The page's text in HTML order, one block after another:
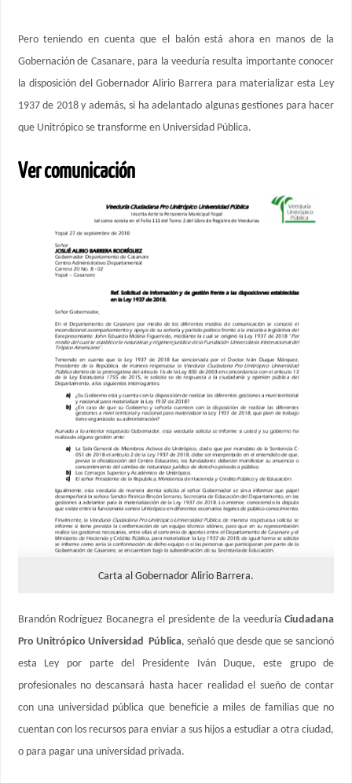
Pero teniendo en cuenta que el balón está ahora en manos de la
Gobernación de Casanare, para la veeduría resulta importante conocer
la disposición del Gobernador Alirio Barrera para materializar esta Ley
1937 de 2018 y además, si ha adelantado algunas gestiones para hacer
que Unitrópico se transforme en Universidad Pública.
Ver comunicación
Carta al Gobernador Alirio Barrera.
Brandón Rodríguez Bocanegra el presidente de la veeduríaCiudadana
Pro Unitrópico Universidad Pública, señaló que desde que se sancionó
esta Ley por parte del Presidente Iván Duque, este grupo de
profesionales no descansará hasta hacer realidad el sueño de contar
con una universidad pública que beneficie a miles de familias que no
cuentan con los recursos para enviar a sus hijos a estudiar a otra ciudad,
o para pagar una universidad privada.